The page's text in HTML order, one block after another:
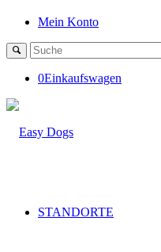
Mein Konto
0Einkaufswagen
STANDORTE